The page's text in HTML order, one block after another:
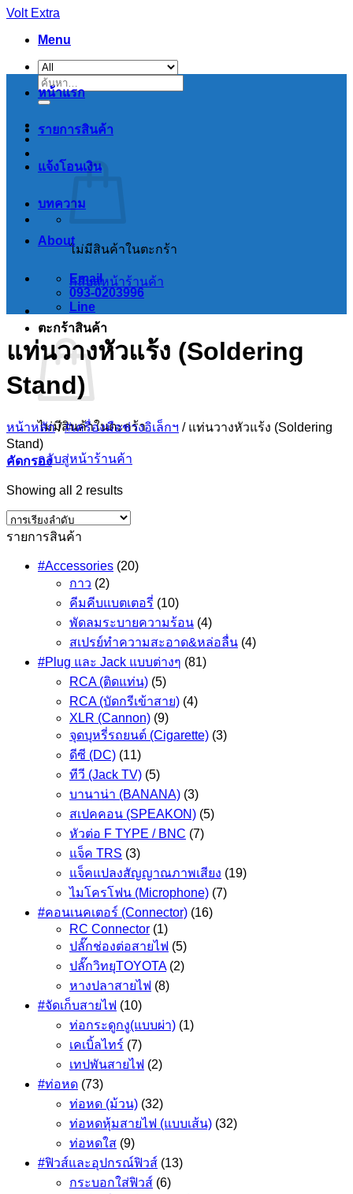
Skip
content
Volt Extra
Menu
ค้นหา:
ไม่มีสินค้าในตะกร้า
กลับสู่หน้าร้านค้า
ตะกร้าสินค้า
ไม่มีสินค้าในตะกร้า
กลับสู่หน้าร้านค้า
หน้าแรก
รายการสินค้า
แจ้งโอนเงิน
บทความ
About
Email
093-0203996
Line
แท่นวางหัวแร้ง (Soldering
Stand)
หน้าหลัก / #เครื่องมือช่างอิเล็กฯ /แท่นวางหัวแร้ง (Soldering
Stand)
คัดกรอง
Showing all 2 results
รายการสินค้า
#Accessories (20)
กาว (2)
คีมคีบแบตเตอรี่ (10)
พัดลมระบายความร้อน (4)
สเปรย์ทำความสะอาด&หล่อลื่น (4)
#Plug และ Jack แบบต่างๆ (81)
RCA (ติดแท่น) (5)
RCA (บัดกรีเข้าสาย) (4)
XLR (Cannon) (9)
จุดบุหรี่รถยนต์ (Cigarette) (3)
ดีซี (DC) (11)
ทีวี (Jack TV) (5)
บานาน่า (BANANA) (3)
สเปคคอน (SPEAKON) (5)
หัวต่อ F TYPE / BNC (7)
แจ็ค TRS (3)
แจ็คแปลงสัญญาณภาพเสียง (19)
ไมโครโฟน (Microphone) (7)
#คอนเนคเตอร์ (Connector) (16)
RC Connector (1)
ปลั๊กช่องต่อสายไฟ (5)
ปลั๊กวิทยุTOYOTA (2)
หางปลาสายไฟ (8)
#จัดเก็บสายไฟ (10)
ท่อกระดูกงู(แบบผ่า) (1)
เคเบิ้ลไทร์ (7)
เทปพันสายไฟ (2)
#ท่อหด (73)
ท่อหด (ม้วน) (32)
ท่อหดหุ้มสายไฟ (แบบเส้น) (32)
ท่อหดใส (9)
#ฟิวส์และอุปกรณ์ฟิวส์ (13)
กระบอกใส่ฟิวส์ (6)